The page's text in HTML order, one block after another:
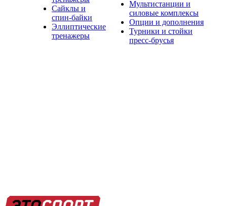
Сайклы и
спин-байки
Эллиптические
тренажеры
Мультистанции и
силовые комплексы
Опции и дополнения
Турники и стойки
пресс-брусья